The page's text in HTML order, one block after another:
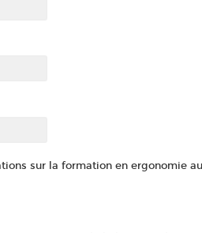
sur la formation en ergonomie